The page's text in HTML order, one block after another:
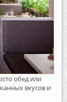
обед или
вкусов и